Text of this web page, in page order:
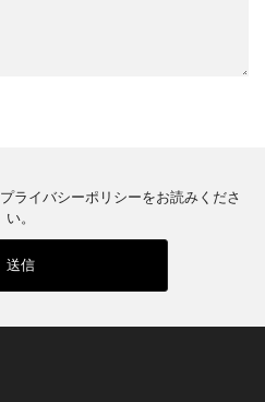
プライバシーポリシーをお読みくださ
い。